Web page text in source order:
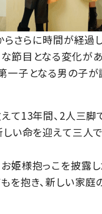
さらに時間が経過
節目となる変化があ
一子となる男の子が
て13年間、2人三脚
しい命を迎えて三人
姫様抱っこを披露
を抱き、新しい家庭